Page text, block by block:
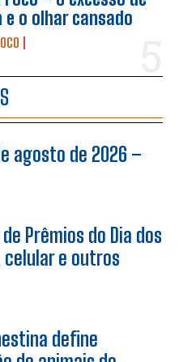
e o olhar cansado
agosto de 2026 –
Prêmios do Dia dos
celular e outros
define